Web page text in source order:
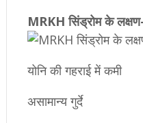
​MRKH सिंड्रोम के
योनि की गहराई में कमी
असामान्य गुर्दे